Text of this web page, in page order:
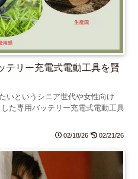
テリー充電式電動工具を賢
いというシニア世代や女性向け
た専用バッテリー充電式電動工具
02/18/26 02/21/26